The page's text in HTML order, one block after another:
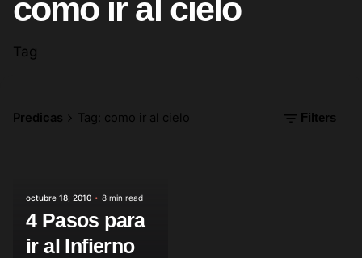
como ir al cielo
Tag
Predicas Tag: como ir al cielo Filters
octubre 18, 2010 8 min read
4 Pasos para
ir al Infierno